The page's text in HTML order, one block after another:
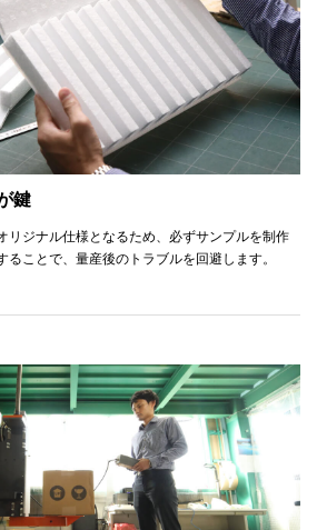
鍵
リジナル仕様となるため、必ずサンプルを制作
ることで、量産後のトラブルを回避します。